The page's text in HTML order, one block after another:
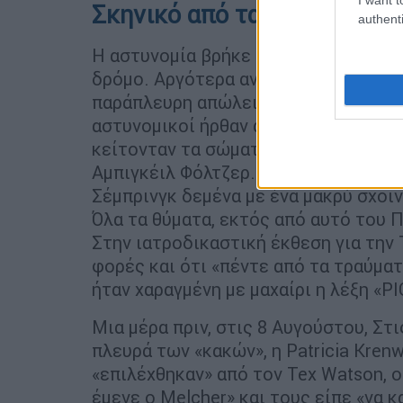
Σκηνικό από ταινία τρόμου
Η αστυνομία βρήκε το πτώμα ενός
δρόμο. Αργότερα αναγνωρίστηκε
παράπλευρη απώλεια των
αστυνομικοί ήρθαν αντιμέτωποι με
κείτονταν τα σώματα του
Αμπιγκέιλ Φόλτζερ. Στο σαλόνι,
Σέμπρινγκ δεμένα με ένα μακρύ
Όλα τα θύματα, εκτός από αυτό του
Στην ιατροδικαστική έκθεση για
φορές και ότι «πέντε από τα
ήταν χαραγμένη με μαχαίρι η λέξη
Μια μέρα πριν, στις 8 Αυγούστου,
πλευρά των «κακών», η Patricia
«επιλέχθηκαν» από τον Tex Watson,
έμενε ο Melcher» και τους είπε